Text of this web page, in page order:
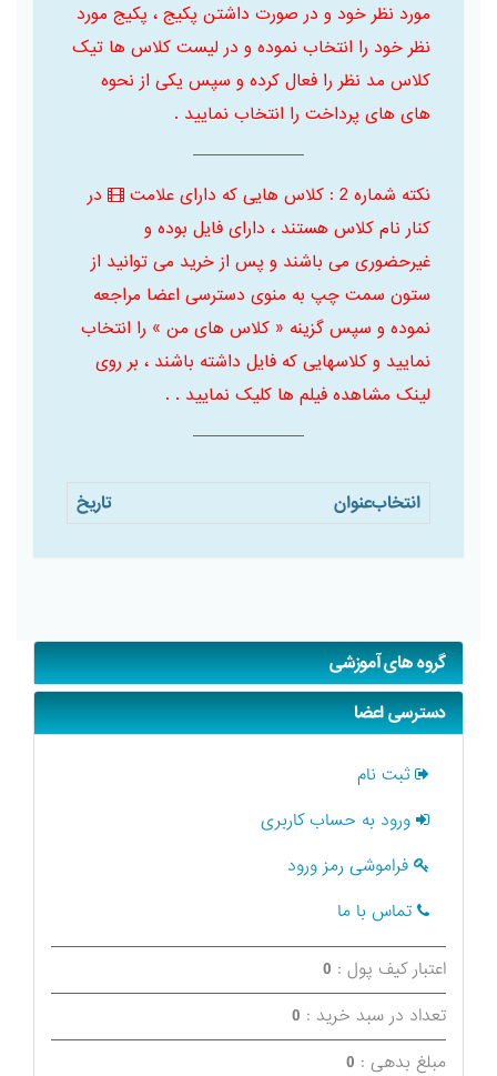
مورد نظر خود و در صورت داشتن پکیج ، پکیج مورد
نظر خود را انتخاب نموده و در لیست کلاس ها تیک
کلاس مد نظر را فعال کرده و سپس یکی از نحوه
های های پرداخت را انتخاب نمایید .
نکته شماره 2 : کلاس هایی که دارای علامت
در
کنار نام کلاس هستند ، دارای فایل بوده و
غیرحضوری می باشند و پس از خرید می توانید از
ستون سمت چپ به منوی دسترسی اعضا مراجعه
نموده و سپس گزینه « کلاس های من » را انتخاب
نمایید و کلاسهایی که فایل داشته باشند ، بر روی
لینک مشاهده فیلم ها کلیک نمایید . .
انتخابعنوان تاریخ
گروه های آموزشی
دسترسی اعضا
ثبت نام
ورود به حساب کاربری
فراموشی رمز ورود
تماس با ما
اعتبار کیف پول : 0
تعداد در سبد خرید : 0
مبلغ بدهی : 0